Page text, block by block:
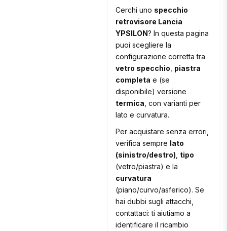
Cerchi uno specchio
retrovisore Lancia
YPSILON? In questa pagina
puoi scegliere la
configurazione corretta tra
vetro specchio piastra
completa e (se
disponibile) versione
termica , con varianti per
lato e curvatura.
Per acquistare senza errori,
verifica sempre lato
(sinistro/destro) tipo
(vetro/piastra) e la
curvatura
(piano/curvo/asferico). Se
hai dubbi sugli attacchi,
contattaci: ti aiutiamo a
identificare il ricambio